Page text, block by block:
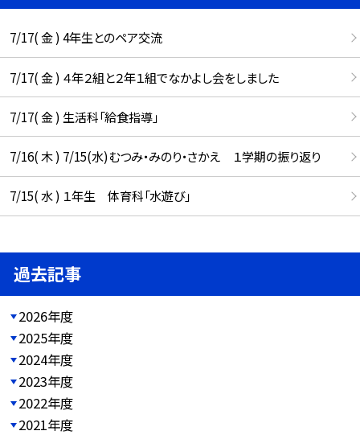
7/17( 金 ) 4年生とのペア交流
7/17( 金 ) ４年２組と２年１組でなかよし会をしました
7/17( 金 ) 生活科「給食指導」
7/16( 木 ) 7/15(水)むつみ・みのり・さかえ １学期の振り返り
7/15( 水 ) １年生 体育科「水遊び」
過去記事
2026年度
2025年度
2024年度
2023年度
2022年度
2021年度